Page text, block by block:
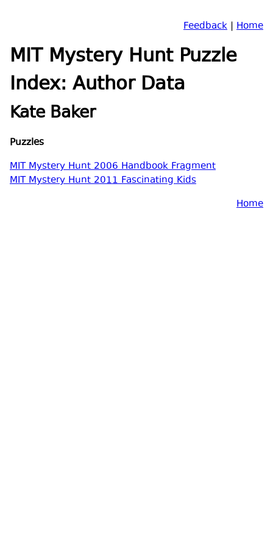
Feedback | Home
MIT Mystery Hunt Puzzle
Index: Author Data
Kate Baker
Puzzles
MIT Mystery Hunt 2006 Handbook Fragment
MIT Mystery Hunt 2011 Fascinating Kids
Home